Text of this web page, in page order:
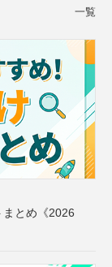
一覧
とめ《2026